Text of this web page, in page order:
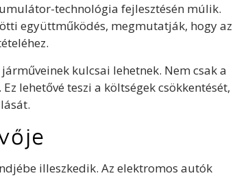
technológia fejlesztésén múlik.
együttműködés, megmutatják, hogy az
kulcsai lehetnek. Nem csak a
lehetővé teszi a költségek csökkentését,
illeszkedik. Az elektromos autók